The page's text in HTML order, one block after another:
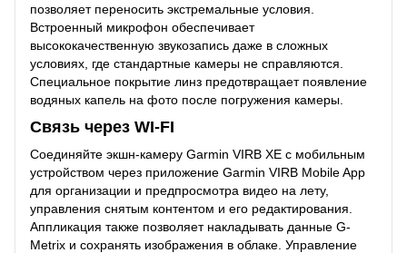
позволяет переносить экстремальные условия.
Встроенный микрофон обеспечивает
высококачественную звукозапись даже в сложных
условиях, где стандартные камеры не справляются.
Специальное покрытие линз предотвращает появление
водяных капель на фото после погружения камеры.
Связь через WI-FI
Соединяйте экшн-камеру Garmin VIRB XE с мобильным
устройством через приложение Garmin VIRB Mobile App
для организации и предпросмотра видео на лету,
управления снятым контентом и его редактирования.
Аппликация также позволяет накладывать данные G-
Metrix и сохранять изображения в облаке. Управление